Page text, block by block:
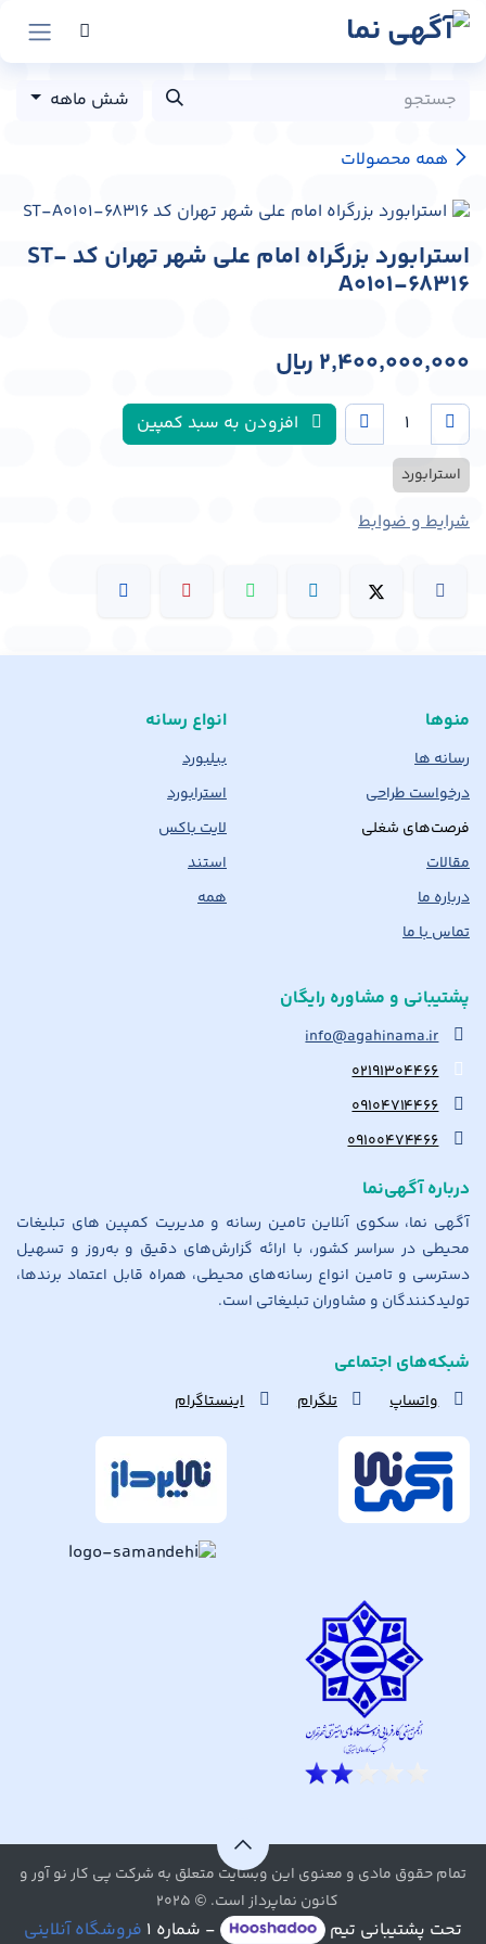
پرش به محتوا
همه محصولات
شش ماهه
استرابورد بزرگراه امام علی شهر تهران کد ST-
A0101-68316
2,400,000,000 ﷼
افزودن به سبد کمپین
استرابورد
شرایط و ضوابط
منوها
رسانه ها
درخواست طراحی
فرصت‌های شغلی
مقالات
درباره ما
تماس با ما
انواع رسانه
بیلبورد
استرابورد
لایت باکس
استند
همه
پشتیبانی و مشاوره رایگان
info@agahinama.ir
۰۲۱۹۱۳۰۴۴۶۶
۰۹۱۰۴۷۱۴۴۶۶
۰۹۱۰۰۴۷۴۴۶۶
درباره آگهی‌نما
آگهی نما، سکوی آنلاین تامین رسانه و مدیریت کمپین های تبلیغات
محیطی در سراسر کشور، با ارائه گزارش‌های دقیق و به‌روز و تسهیل
دسترسی و تامین انواع رسانه‌های محیطی، همراه قابل اعتماد برندها،
تولیدکنندگان و مشاوران تبلیغاتی است.
شبکه‌های اجتماعی
واتساپ تلگرام اینستاگرام
تمام حقوق مادی و معنوی این وبسایت متعلق به شرکت پی کار نو آور و
کانون نماپرداز است. © ۲۰۲۵
تحت پشتیبانی تیم - شماره ۱ فروشگاه آنلاینی